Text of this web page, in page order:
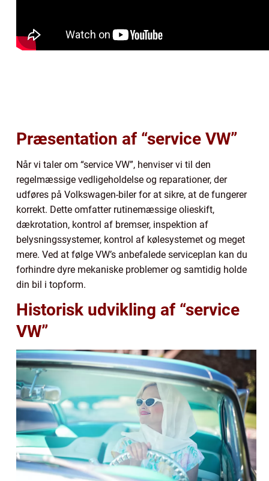
Præsentation af “service VW”
Når vi taler om “service VW”, henviser vi til den
regelmæssige vedligeholdelse og reparationer, der
udføres på Volkswagen-biler for at sikre, at de fungerer
korrekt. Dette omfatter rutinemæssige olieskift,
dækrotation, kontrol af bremser, inspektion af
belysningssystemer, kontrol af kølesystemet og meget
mere. Ved at følge VW’s anbefalede serviceplan kan du
forhindre dyre mekaniske problemer og samtidig holde
din bil i topform.
Historisk udvikling af “service
VW”